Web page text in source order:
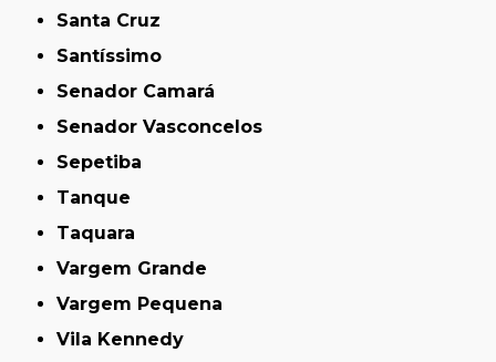
Santa Cruz
Santíssimo
Senador Camará
Senador Vasconcelos
Sepetiba
Tanque
Taquara
Vargem Grande
Vargem Pequena
Vila Kennedy